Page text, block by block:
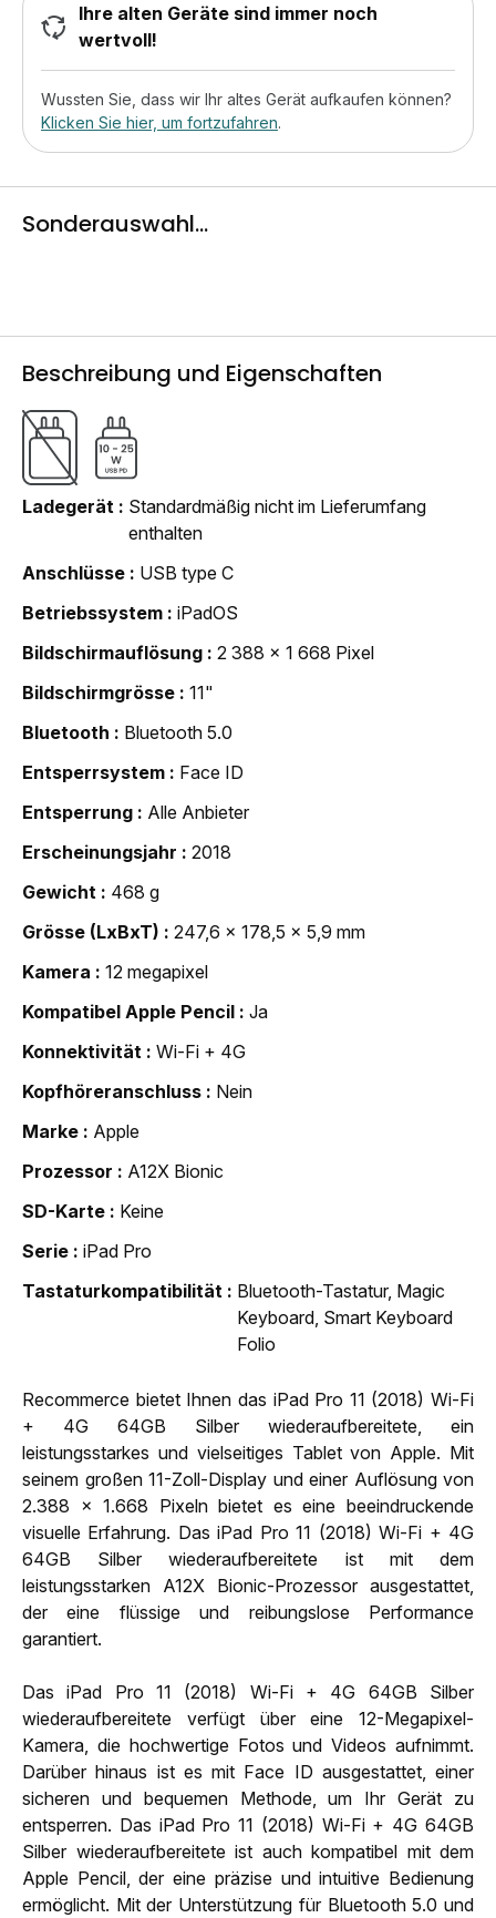
Ihre alten Geräte sind immer noch
wertvoll!
Wussten Sie, dass wir Ihr altes Gerät aufkaufen können?
Klicken Sie hier, um fortzufahren.
Sonderauswahl...
Beschreibung und Eigenschaften
Ladegerät
Standardmäßig nicht im Lieferumfang
enthalten
Anschlüsse
USB type C
Betriebssystem
iPadOS
Bildschirmauflösung
2 388 x 1 668 Pixel
Bildschirmgrösse
11"
Bluetooth
Bluetooth 5.0
Entsperrsystem
Face ID
Entsperrung
Alle Anbieter
Erscheinungsjahr
2018
Gewicht
468 g
Grösse (LxBxT)
247,6 x 178,5 x 5,9 mm
Kamera
12 megapixel
Kompatibel Apple Pencil
Ja
Konnektivität
Wi-Fi + 4G
Kopfhöreranschluss
Nein
Marke
Apple
Prozessor
A12X Bionic
SD-Karte
Keine
Serie
iPad Pro
Tastaturkompatibilität
Bluetooth-Tastatur, Magic
Keyboard, Smart Keyboard
Folio
Recommerce bietet Ihnen das iPad Pro 11 (2018) Wi-Fi
+ 4G 64GB Silber wiederaufbereitete, ein
leistungsstarkes und vielseitiges Tablet von Apple. Mit
seinem großen 11-Zoll-Display und einer Auflösung von
2.388 x 1.668 Pixeln bietet es eine beeindruckende
visuelle Erfahrung. Das iPad Pro 11 (2018) Wi-Fi + 4G
64GB Silber wiederaufbereitete ist mit dem
leistungsstarken A12X Bionic-Prozessor ausgestattet,
der eine flüssige und reibungslose Performance
garantiert.
Das iPad Pro 11 (2018) Wi-Fi + 4G 64GB Silber
wiederaufbereitete verfügt über eine 12-Megapixel-
Kamera, die hochwertige Fotos und Videos aufnimmt.
Darüber hinaus ist es mit Face ID ausgestattet, einer
sicheren und bequemen Methode, um Ihr Gerät zu
entsperren. Das iPad Pro 11 (2018) Wi-Fi + 4G 64GB
Silber wiederaufbereitete ist auch kompatibel mit dem
Apple Pencil, der eine präzise und intuitive Bedienung
ermöglicht. Mit der Unterstützung für Bluetooth 5.0 und